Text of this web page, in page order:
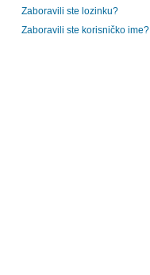
Zaboravili ste lozinku?
Zaboravili ste korisničko ime?